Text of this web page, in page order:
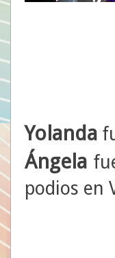
Yolanda
Ángela
podios en